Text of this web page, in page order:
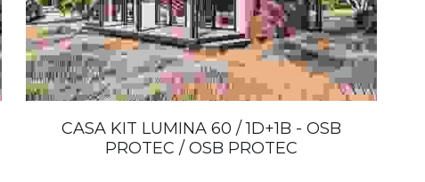
CASA KIT LUMINA 60 / 1D+1B - OSB
PROTEC / OSB PROTEC